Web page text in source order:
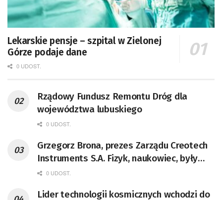
Lekarskie pensje – szpital w Zielonej
Górze podaje dane
0 UDOST.
Rządowy Fundusz Remontu Dróg dla
województwa lubuskiego
0 UDOST.
Grzegorz Brona, prezes Zarządu Creotech
Instruments S.A. Fizyk, naukowiec, były
pracownik CERN w Genewie,
doktor habilitowany nauk fizycznych,
0 UDOST.
Lider technologii kosmicznych wchodzi do